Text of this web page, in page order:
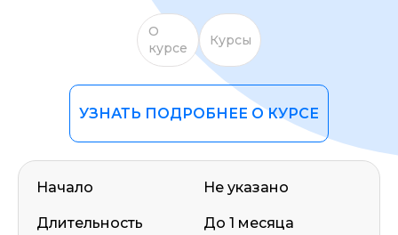
О
курсе
Курсы
УЗНАТЬ ПОДРОБНЕЕ О КУРСЕ
Начало
Длительность
Не указано
До 1 месяца